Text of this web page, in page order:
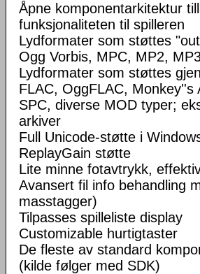
Åpne komponentarkitektur
funksjonaliteten til spilleren
Lydformater som støttes
Ogg Vorbis, MPC, MP2,
Lydformater som støttes
FLAC, OggFLAC,
SPC, diverse MOD typer;
arkiver
Full Unicode-støtte i
ReplayGain støtte
Lite minne fotavtrykk,
Avansert fil info behandling
masstagger)
Tilpasses spilleliste display
Customizable hurtigtaster
De fleste av standard
(kilde følger med SDK)